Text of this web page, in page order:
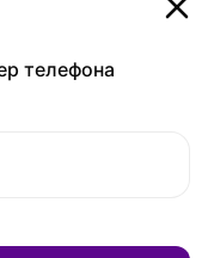
телефона
телефона